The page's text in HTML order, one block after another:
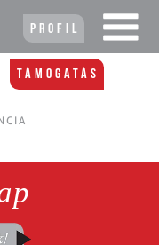
Profil
Támogatás